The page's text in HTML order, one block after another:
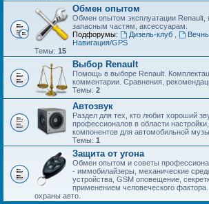
Обмен опытом
Обмен опытом эксплуатации Renault,
запасным частям, аксессуарам.
Подфорумы:
Дизель-клуб
Навигация/GPS
Темы: 15
Выбор Renault
Помощь в выборе Renault.
комментарии. Сравнения,
Темы: 2
Автозвук
Раздел для тех, кто любит хороший
профессионалов в области
компонентов для автомобильной
Темы: 1
Защита от угона
Обмен опытом и советы
- иммобилайзеры, механические
устройства, GSM оповещение,
применением человеческого
охраны авто.